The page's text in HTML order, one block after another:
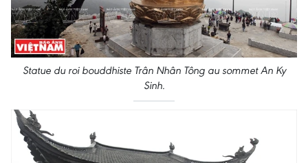
Statue du roi bouddhiste Trân Nhân Tông au sommet An Ky
Sinh.